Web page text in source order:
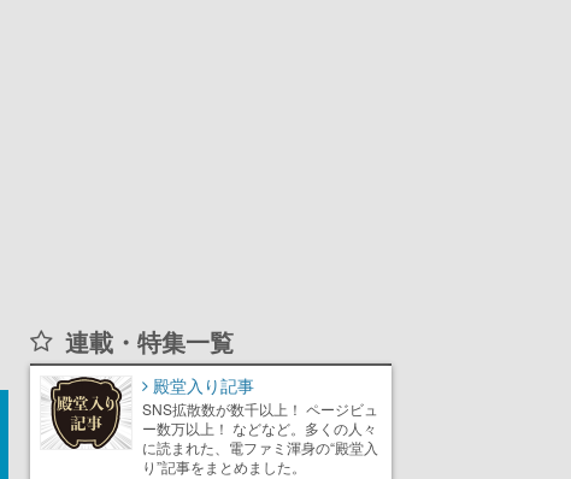
連載・特集一覧
殿堂入り記事
SNS拡散数が数千以上！ ページビュ
ー数万以上！ などなど。多くの人々
に読まれた、電ファミ渾身の“殿堂入
り”記事をまとめました。